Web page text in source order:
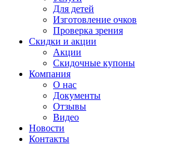
Для детей
Изготовление очков
Проверка зрения
Скидки и акции
Акции
Скидочные купоны
Компания
О нас
Документы
Отзывы
Видео
Новости
Контакты